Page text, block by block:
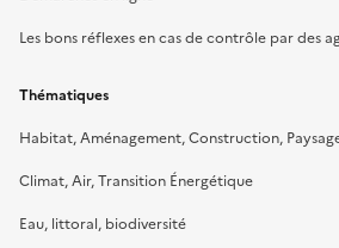
Les bons réflexes en cas de contrôle par des
Thématiques
Habitat, Aménagement, Construction,
Climat, Air, Transition Énergétique
Eau, littoral, biodiversité